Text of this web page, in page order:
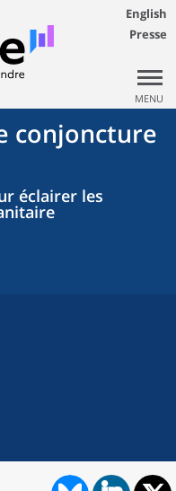
English
Presse
MENU
conjoncture
éclairer les